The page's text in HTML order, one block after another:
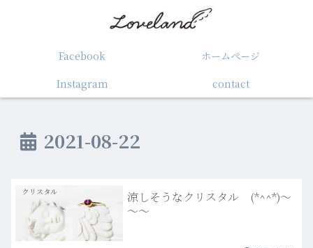
Facebook
ホームぺージ
Instagram
contact
2021-08-22
クリスタル
涼しそうなクリスタル (*^^*)～
～～